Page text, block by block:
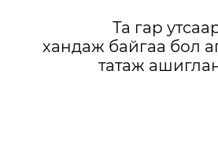
Та гар
хандаж байгаа бол
татаж